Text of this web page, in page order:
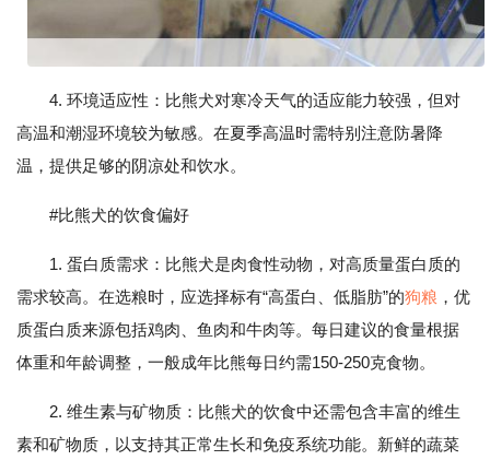
4. 环境适应性：比熊犬对寒冷天气的适应能力较强，但对
高温和潮湿环境较为敏感。在夏季高温时需特别注意防暑降
温，提供足够的阴凉处和饮水。
#比熊犬的饮食偏好
1. 蛋白质需求：比熊犬是肉食性动物，对高质量蛋白质的
需求较高。在选粮时，应选择标有“高蛋白、低脂肪”的狗粮 ，优
质蛋白质来源包括鸡肉、鱼肉和牛肉等。每日建议的食量根据
体重和年龄调整，一般成年比熊每日约需150-250克食物。
2. 维生素与矿物质：比熊犬的饮食中还需包含丰富的维生
素和矿物质，以支持其正常生长和免疫系统功能。新鲜的蔬菜